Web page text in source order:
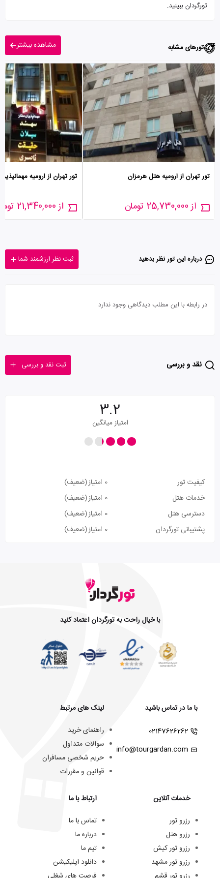
تورگردان ببینید.
تورهای مشابه مشاهده بیشتر
تور تهران از ارومیه هتل هرمزان
از 25,730,000 تومان
تور تهران از ارومیه
از 21,340,000 تومان
درباره این تور‌ نظر بدهید ثبت نظر ارزشمند شما
در رابطه با این مطلب دیدگاهی وجود ندارد
نقد و بررسی ثبت نقد و بررسی
3.2
امتیاز میانگین
کیفیت تور 0 امتیاز
(ضعیف)
خدمات هتل
0 امتیاز
(ضعیف)
دسترسی هتل
0 امتیاز
(ضعیف)
پشتیبانی تورگردان
0 امتیاز (ضعیف)
با خیال راحت به تورگردان اعتماد کنید
با ما در تماس باشید
02147626262
info@tourgardan.com
خدمات آنلاین
رزرو تور
رزرو هتل
رزرو تور کیش
رزرو تور مشهد
لینک های مرتبط
راهنمای خرید
سوالات متداول
حریم شخصی مسافران
قوانین و مقررات
ارتباط با ما
تماس با ما
درباره ما
تیم ما
دانلود اپلیکیشن